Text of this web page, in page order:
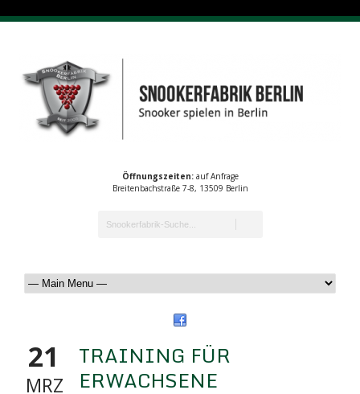
Öffnungszeiten:auf Anfrage
Breitenbachstraße 7-8, 13509 Berlin
21
MRZ
TRAINING FÜR
ERWACHSENE